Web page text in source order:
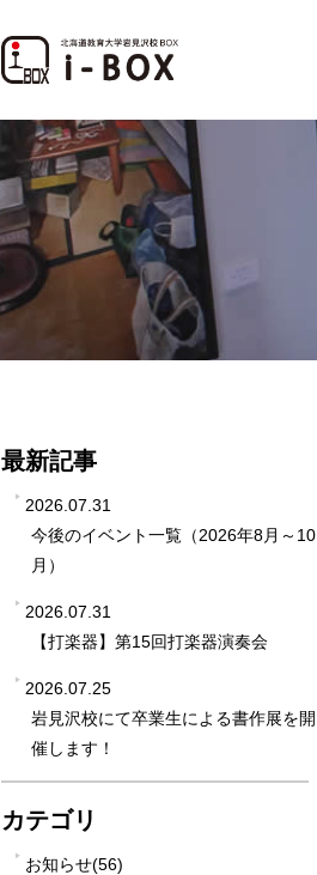
最新記事
2026.07.31
今後のイベント一覧（2026年8月～10
月）
2026.07.31
【打楽器】第15回打楽器演奏会
2026.07.25
岩見沢校にて卒業生による書作展を開
催します！
カテゴリ
お知らせ(56)